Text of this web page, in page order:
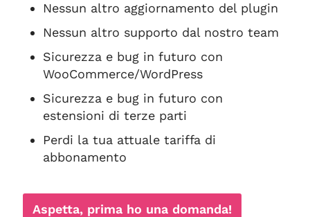
Nessun altro aggiornamento del plugin
Nessun altro supporto dal nostro team
Sicurezza e bug in futuro con
WooCommerce/WordPress
Sicurezza e bug in futuro con
estensioni di terze parti
Perdi la tua attuale tariffa di
abbonamento
Aspetta, prima ho una domanda!